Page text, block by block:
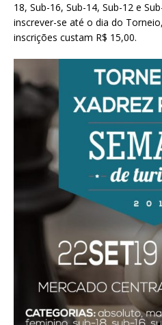
18, Sub-16, Sub-14, Sub-12 e
inscrever-se até o dia do
inscrições custam R$ 15,00.